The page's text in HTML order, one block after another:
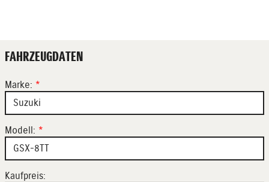
FAHRZEUGDATEN
Marke: *
Modell: *
Kaufpreis: